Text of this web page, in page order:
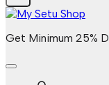
Get Minimum 25%